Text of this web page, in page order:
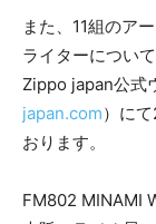
また、11組のア
ライターについ
Zippo japan公式
japan.com）に
おります。
FM802 MINAMI